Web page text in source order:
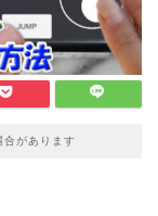
合があります